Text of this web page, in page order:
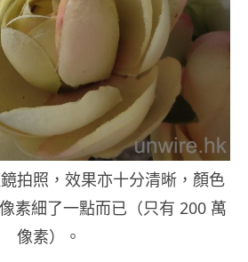
拍照，效果亦十分清晰，顏色
素細了一點而已（只有 200 萬
像素）。